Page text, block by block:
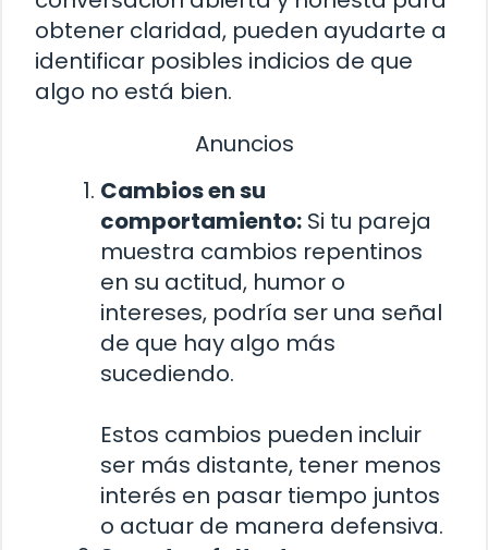
obtener claridad, pueden ayudarte a
identificar posibles indicios de que
algo no está bien.
Anuncios
Cambios en su
comportamiento: Si tu pareja
muestra cambios repentinos
en su actitud, humor o
intereses, podría ser una señal
de que hay algo más
sucediendo.
Estos cambios pueden incluir
ser más distante, tener menos
interés en pasar tiempo juntos
o actuar de manera defensiva.